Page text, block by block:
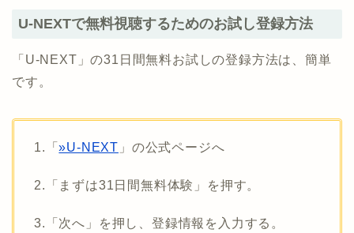
U-NEXTで無料視聴するためのお試し登録方法
「U-NEXT」の31日間無料お試しの登録方法は、簡単
です。
1.「»U-NEXT 」の公式ページへ
2.「まずは31日間無料体験」を押す。
3.「次へ」を押し、登録情報を入力する。